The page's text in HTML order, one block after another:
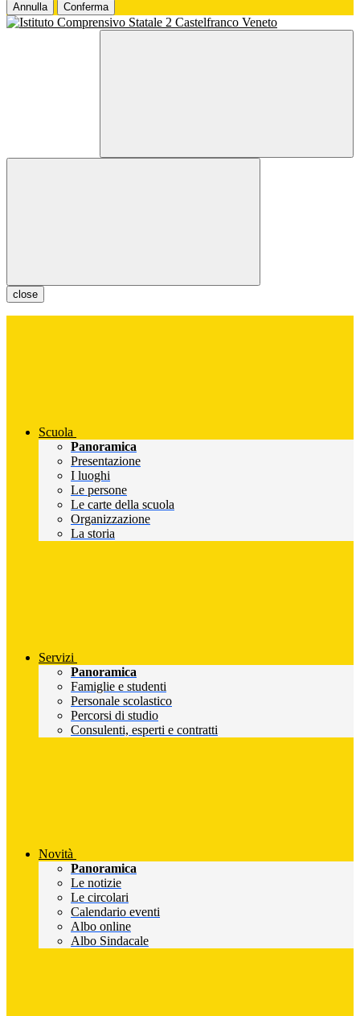
Annulla Conferma
close
Scuola
Panoramica
Presentazione
I luoghi
Le persone
Le carte della scuola
Organizzazione
La storia
Servizi
Panoramica
Famiglie e studenti
Personale scolastico
Percorsi di studio
Consulenti, esperti e contratti
Novità
Panoramica
Le notizie
Le circolari
Calendario eventi
Albo online
Albo Sindacale